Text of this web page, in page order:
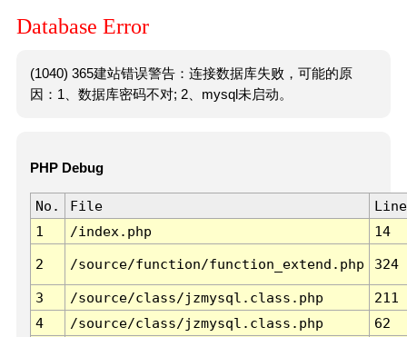
Database Error
(1040) 365建站错误警告：连接数据库失败，可能的原
因：1、数据库密码不对; 2、mysql未启动。
PHP Debug
No. File
Line
1
/index.php 14
2 /source/function/function_extend.php 324
3 /source/class/jzmysql.class.php
211
4
/source/class/jzmysql.class.php
62